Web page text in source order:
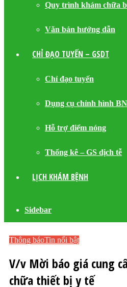
Quy trình khám chữa
Văn bản hướng dẫn
CHỈ ĐẠO TUYẾN – GSDT
Chỉ đạo tuyến
Dụng cụ chỉnh hình
Hỗ trợ điểm nóng
Thống kê – GS dịch tễ
LỊCH KHÁM BỆNH
Sidebar
Thông báoTin nổi bật
V/v Mời báo giá cung
chữa thiết bị y tế